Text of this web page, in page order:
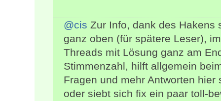
@cis Zur Info, dank des Hakens
ganz oben (für spätere Leser),
Threads mit Lösung ganz am
Stimmenzahl, hilft allgemein
Fragen und mehr Antworten
oder siebt sich fix ein paar toll-